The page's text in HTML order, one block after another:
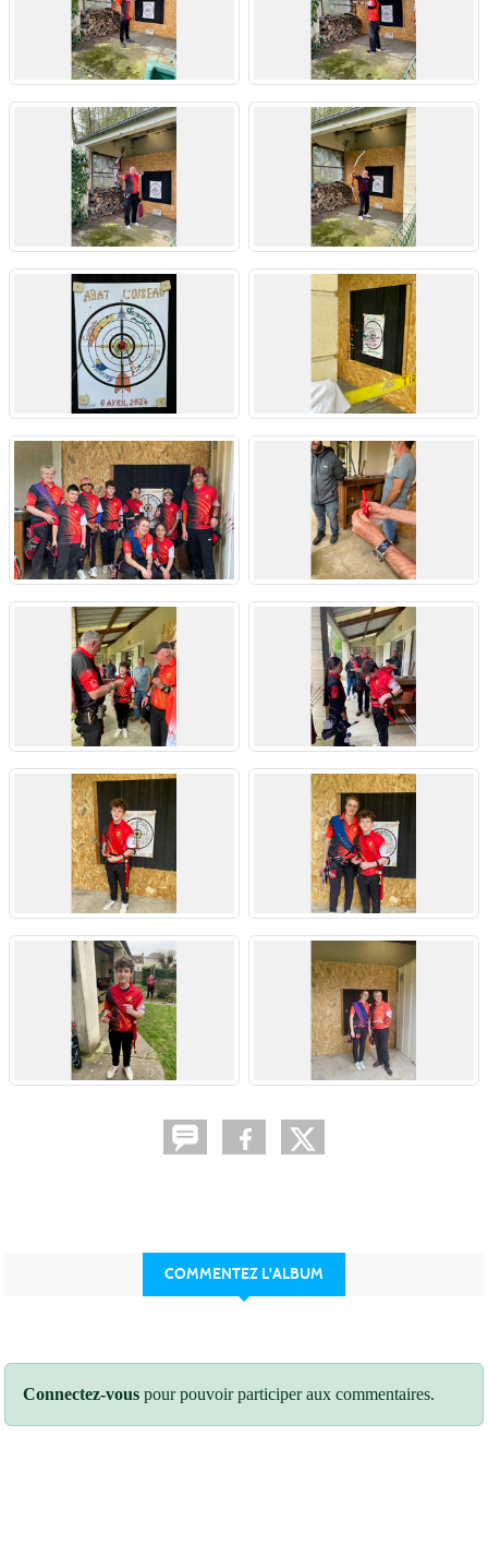
COMMENTEZ L'ALBUM
Connectez-vous pour pouvoir participer aux commentaires.